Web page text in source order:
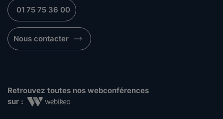
01 75 75 36 00
Nous contacter
Retrouvez toutes nos webconférences
sur :